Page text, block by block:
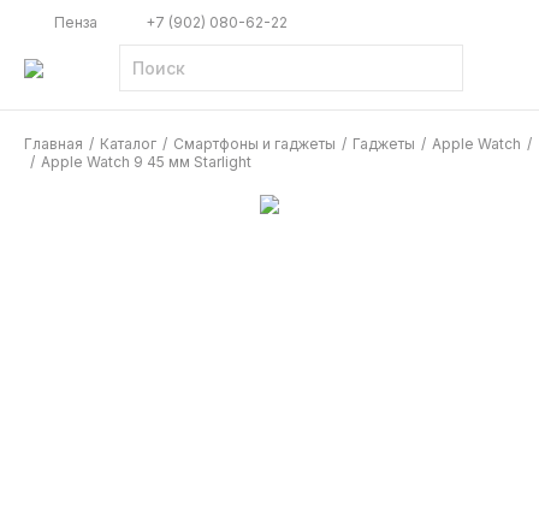
Пенза +7 (902) 080-62-22
Главная / Каталог / Смартфоны и гаджеты / Гаджеты / Apple Watch /
/ Apple Watch 9 45 мм Starlight